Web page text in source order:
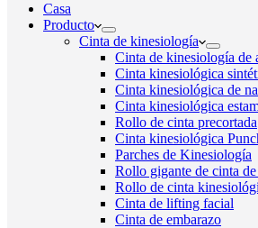
Casa
Producto
Cinta de kinesiología
Cinta de kinesiología de
Cinta kinesiológica
Cinta kinesiológica de
Cinta kinesiológica
Rollo de cinta precortada
Cinta kinesiológica
Parches de Kinesiología
Rollo gigante de cinta
Rollo de cinta
Cinta de lifting facial
Cinta de embarazo